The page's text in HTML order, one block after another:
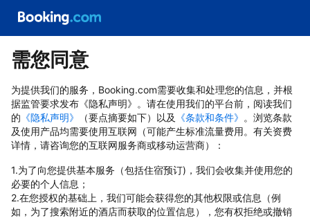
需您同意
为提供我们的服务，Booking.com需要收集和处理您的信息，并根
据监管要求发布《隐私声明》。请在使用我们的平台前，阅读我们
的 《隐私声明》 （要点摘要如下）以及 《条款和条件》 。浏览条款
及使用产品均需要使用互联网（可能产生标准流量费用。有关资费
详情，请咨询您的互联网服务商或移动运营商）：
1.为了向您提供基本服务（包括住宿预订)，我们会收集并使用您的
必要的个人信息；
2.在您授权的基础上，我们可能会获得您的其他权限或信息（例
如，为了搜索附近的酒店而获取的位置信息），您有权拒绝或撤销